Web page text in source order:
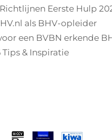
Eerste Hulp
als BHV-opleider
een BVBN erkende
Tips & Inspiratie